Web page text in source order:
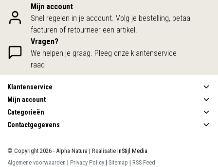
Mijn account
Snel regelen in je account. Volg je bestelling, betaal
facturen of retourneer een artikel.
Vragen?
We helpen je graag. Pleeg onze klantenservice
raad
Klantenservice
Mijn account
Categorieën
Contactgegevens
© Copyright 2026 - Alpha Natura | Realisatie InStijl Media
Algemene voorwaarden | Privacy Policy | Sitemap | RSS Feed